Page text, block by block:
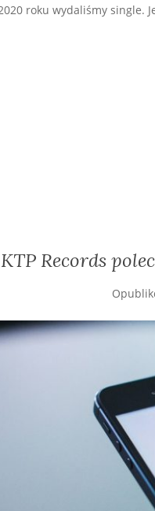
roku wydaliśmy single.
KTP Records